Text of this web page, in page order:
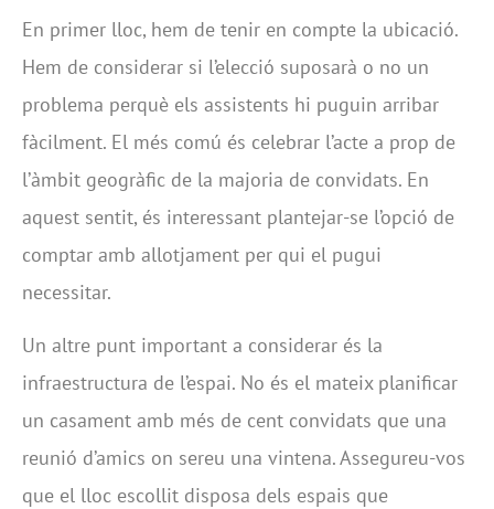
En primer lloc, hem de tenir en compte la ubicació.
Hem de considerar si l’elecció suposarà o no un
problema perquè els assistents hi puguin arribar
fàcilment. El més comú és celebrar l’acte a prop de
l’àmbit geogràfic de la majoria de convidats. En
aquest sentit, és interessant plantejar-se l’opció de
comptar amb allotjament per qui el pugui
necessitar.
Un altre punt important a considerar és la
infraestructura de l’espai. No és el mateix planificar
un casament amb més de cent convidats que una
reunió d’amics on sereu una vintena. Assegureu-vos
que el lloc escollit disposa dels espais que